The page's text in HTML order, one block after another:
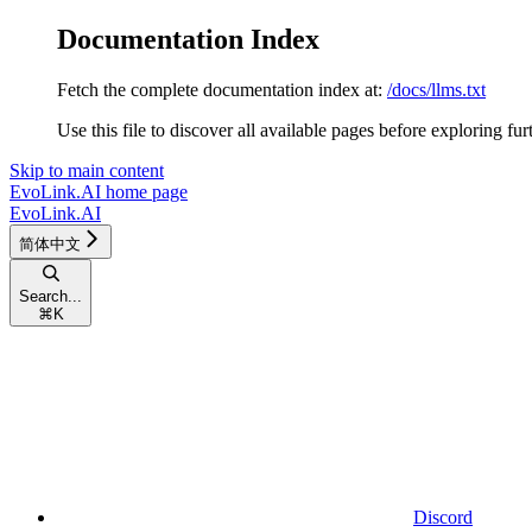
Documentation Index
Fetch the complete documentation index at: /docs/llms.txt
Use this file to discover all available pages before exploring
Skip to main content
EvoLink.AI home page
EvoLink.AI
简体中文
Search...
⌘ K
Discord